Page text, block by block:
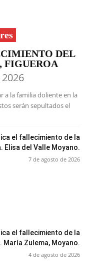
DEL
FIGUEROA
a la familia doliente en la
serán sepultados el
el fallecimiento de la
Elisa del Valle Moyano.
7 de agosto de 2026
el fallecimiento de la
María Zulema, Moyano.
4 de agosto de 2026